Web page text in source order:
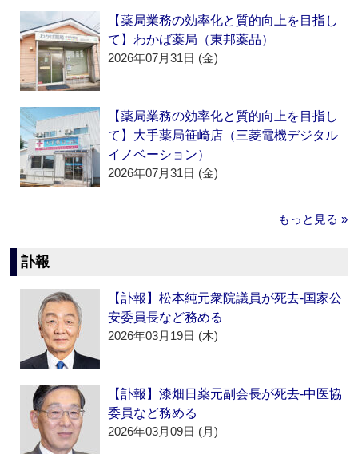
【薬局業務の効率化と質的向上を目指し
て】わかば薬局（東邦薬品）
2026年07月31日 (金)
【薬局業務の効率化と質的向上を目指し
て】大手薬局笹崎店（三菱電機デジタル
イノベーション）
2026年07月31日 (金)
もっと見る »
訃報
【訃報】松本純元衆院議員が死去‐国家公
安委員長など務める
2026年03月19日 (木)
【訃報】漆畑日薬元副会長が死去‐中医協
委員など務める
2026年03月09日 (月)